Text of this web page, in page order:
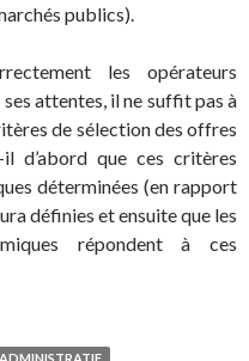
publics).
les opérateurs
attentes, il ne suffit pas à
de sélection des offres
d’abord que ces critères
déterminées (en rapport
définies et ensuite que les
répondent à ces